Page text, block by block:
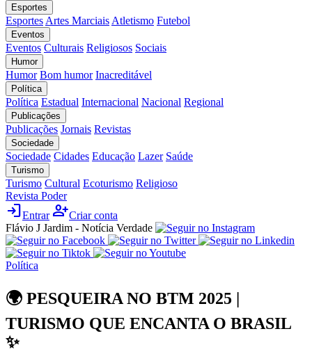
Esportes
Esportes Artes Marciais Atletismo Futebol
Eventos
Eventos Culturais Religiosos Sociais
Humor
Humor Bom humor Inacreditável
Política
Política Estadual Internacional Nacional Regional
Publicações
Publicações Jornais Revistas
Sociedade
Sociedade Cidades Educação Lazer Saúde
Turismo
Turismo Cultural Ecoturismo Religioso
Revista Poder
loginEntrar person_addCriar conta
Flávio J Jardim - Notícia Verdade
Política
🌍 PESQUEIRA NO BTM 2025 |
TURISMO QUE ENCANTA O BRASIL
✨